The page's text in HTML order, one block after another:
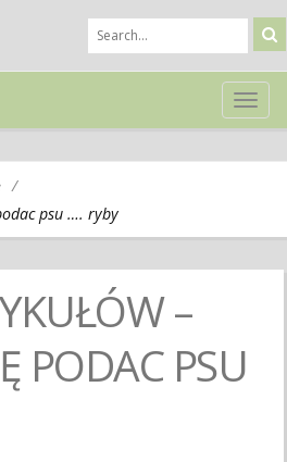
/
psu …. ryby
–
PODAC PSU